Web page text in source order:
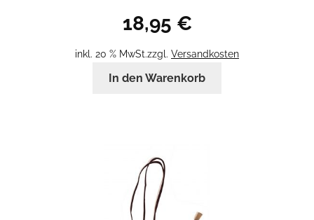
18,95 €
inkl. 20 % MwSt.zzgl. Versandkosten
In den Warenkorb